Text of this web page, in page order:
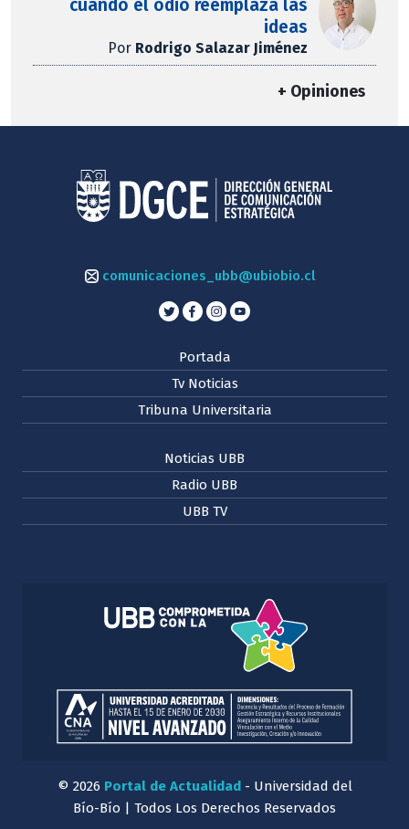
cuando el odio reemplaza las
ideas
Por Rodrigo Salazar Jiménez
+ Opiniones
comunicaciones_ubb@ubiobio.cl
Portada
Tv Noticias
Tribuna Universitaria
Noticias UBB
Radio UBB
UBB TV
© 2026 Portal de Actualidad- Universidad del
Bío-Bío | Todos Los Derechos Reservados